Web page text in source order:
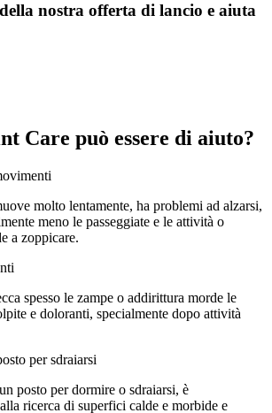
nostra offerta di lancio e aiuta
Care può essere di aiuto?
molto lentamente, ha problemi ad alzarsi,
meno le passeggiate e le attività o
a zoppicare.
spesso le zampe o addirittura morde le
e doloranti, specialmente dopo attività
per sdraiarsi
posto per dormire o sdraiarsi, è
ricerca di superfici calde e morbide e